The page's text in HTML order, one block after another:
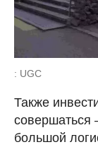
: UGC
Также
совершаться
большой